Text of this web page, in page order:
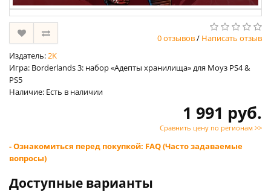
0 отзывов/ Написать отзыв
Издатель:2K
Игра: Borderlands 3: набор «Адепты хранилища» для Моуз PS4 &
PS5
Наличие: Есть в наличии
1 991 руб.
Сравнить цену по регионам >>
- Ознакомиться перед покупкой: FAQ (Часто задаваемые
вопросы)
Доступные варианты